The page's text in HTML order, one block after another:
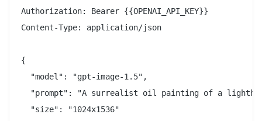
Authorization: Bearer {{OPENAI_API_KEY}}
Content-Type: application/json
{
  "model": "gpt-image-1.5",
"prompt": "A surrealist oil painting of a
  "size": "1024x1536"